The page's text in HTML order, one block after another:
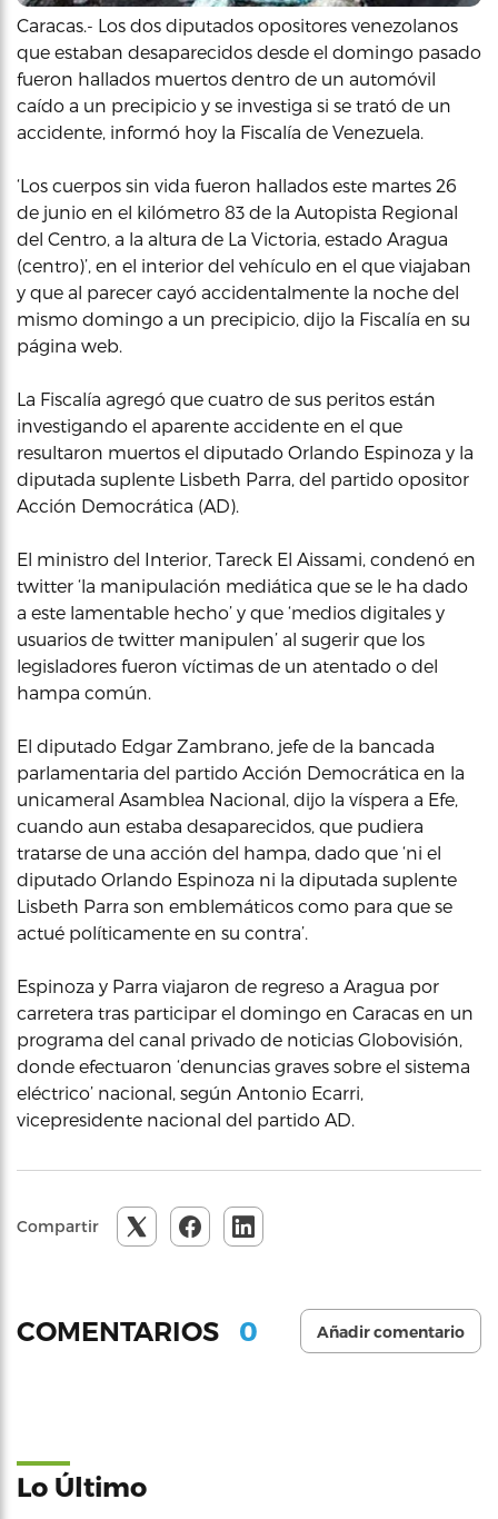
Caracas.- Los dos diputados opositores venezolanos
que estaban desaparecidos desde el domingo pasado
fueron hallados muertos dentro de un automóvil
caído a un precipicio y se investiga si se trató de un
accidente, informó hoy la Fiscalía de Venezuela.
‘Los cuerpos sin vida fueron hallados este martes 26
de junio en el kilómetro 83 de la Autopista Regional
del Centro, a la altura de La Victoria, estado Aragua
(centro)’, en el interior del vehículo en el que viajaban
y que al parecer cayó accidentalmente la noche del
mismo domingo a un precipicio, dijo la Fiscalía en su
página web.
La Fiscalía agregó que cuatro de sus peritos están
investigando el aparente accidente en el que
resultaron muertos el diputado Orlando Espinoza y la
diputada suplente Lisbeth Parra, del partido opositor
Acción Democrática (AD).
El ministro del Interior, Tareck El Aissami, condenó en
twitter ‘la manipulación mediática que se le ha dado
a este lamentable hecho’ y que ‘medios digitales y
usuarios de twitter manipulen’ al sugerir que los
legisladores fueron víctimas de un atentado o del
hampa común.
El diputado Edgar Zambrano, jefe de la bancada
parlamentaria del partido Acción Democrática en la
unicameral Asamblea Nacional, dijo la víspera a Efe,
cuando aun estaba desaparecidos, que pudiera
tratarse de una acción del hampa, dado que ‘ni el
diputado Orlando Espinoza ni la diputada suplente
Lisbeth Parra son emblemáticos como para que se
actué políticamente en su contra’.
Espinoza y Parra viajaron de regreso a Aragua por
carretera tras participar el domingo en Caracas en un
programa del canal privado de noticias Globovisión,
donde efectuaron ‘denuncias graves sobre el sistema
eléctrico’ nacional, según Antonio Ecarri,
vicepresidente nacional del partido AD.
Compartir
COMENTARIOS 0 Añadir comentario
Lo Último